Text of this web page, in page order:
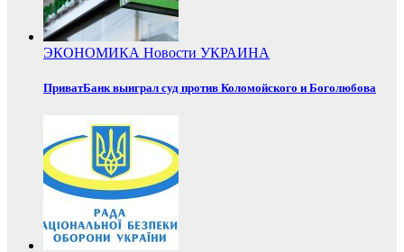
ЭКОНОМИКА Новости УКРАИНА
ПриватБанк выиграл суд против Коломойского и Боголюбова